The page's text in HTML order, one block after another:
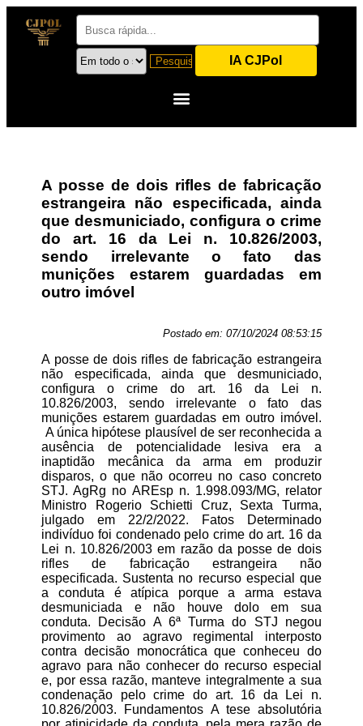
IA CJPol
A posse de dois rifles de fabricação
estrangeira não especificada, ainda
que desmuniciado, configura o crime
do art. 16 da Lei n. 10.826/2003,
sendo irrelevante o fato das
munições estarem guardadas em
outro imóvel
Postado em: 07/10/2024 08:53:15
A posse de dois rifles de fabricação estrangeira
não especificada, ainda que desmuniciado,
configura o crime do art. 16 da Lei n.
10.826/2003, sendo irrelevante o fato das
munições estarem guardadas em outro imóvel.
A única hipótese plausível de ser reconhecida a
ausência de potencialidade lesiva era a
inaptidão mecânica da arma em produzir
disparos, o que não ocorreu no caso concreto
STJ. AgRg no AREsp n. 1.998.093/MG, relator
Ministro Rogerio Schietti Cruz, Sexta Turma,
julgado em 22/2/2022. Fatos Determinado
indivíduo foi condenado pelo crime do art. 16 da
Lei n. 10.826/2003 em razão da posse de dois
rifles de fabricação estrangeira não
especificada. Sustenta no recurso especial que
a conduta é atípica porque a arma estava
desmuniciada e não houve dolo em sua
conduta. Decisão A 6ª Turma do STJ negou
provimento ao agravo regimental interposto
contra decisão monocrática que conheceu do
agravo para não conhecer do recurso especial
e, por essa razão, manteve integralmente a sua
condenação pelo crime do art. 16 da Lei n.
10.826/2003. Fundamentos A tese absolutória